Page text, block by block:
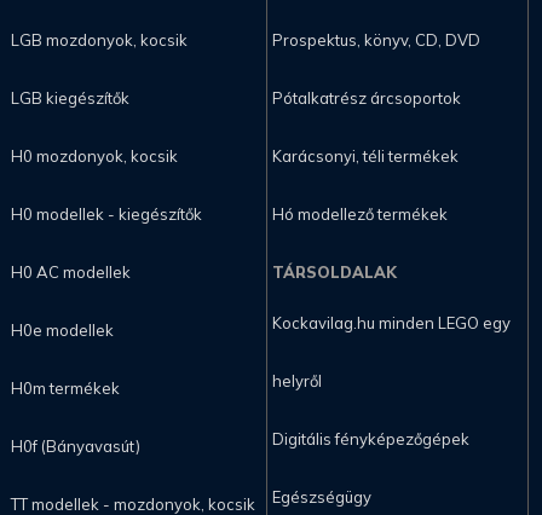
LGB mozdonyok, kocsik
LGB kiegészítők
H0 mozdonyok, kocsik
H0 modellek - kiegészítők
H0 AC modellek
H0e modellek
H0m termékek
H0f (Bányavasút)
TT modellek - mozdonyok, kocsik
Prospektus, könyv, CD, DVD
Pótalkatrész árcsoportok
Karácsonyi, téli termékek
Hó modellező termékek
TÁRSOLDALAK
Kockavilag.hu minden LEGO egy
helyről
Digitális fényképezőgépek
Egészségügy